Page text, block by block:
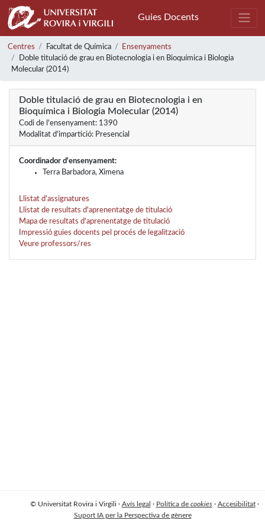
Guies Docents
Centres Facultat de Química
Ensenyaments
Doble titulació de grau en Biotecnologia i en Bioquímica i Biologia
Molecular (2014)
Doble titulació de grau en Biotecnologia i en
Bioquímica i Biologia Molecular (2014)
Codi de l'ensenyament: 1390
Modalitat d'impartició: Presencial
Coordinador d'ensenyament:
Terra Barbadora, Ximena
Llistat d'assignatures
Llistat de resultats d'aprenentatge de titulació
Mapa de resultats d'aprenentatge de titulació
Impressió guies docents pel procés de legalització
Veure professors/res
© Universitat Rovira i Virgili · Avís legal · Política de cookies· Accesibilitat·
Suport IA per la Perspectiva de gènere